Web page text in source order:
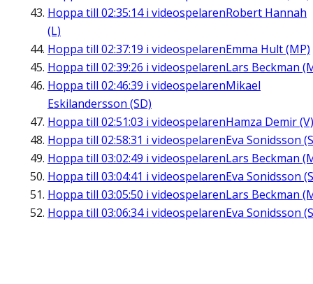
Hoppa till 02:35:14i videospelarenRobert Hannah
(L)
Hoppa till 02:37:19 i videospelarenEmma Hult (MP)
Hoppa till 02:39:26 i videospelarenLars Beckman
Hoppa till 02:46:39 i videospelarenMikael
Eskilandersson (SD)
Hoppa till 02:51:03 i videospelarenHamza Demir (V)
Hoppa till 02:58:31 i videospelarenEva Sonidsson
Hoppa till 03:02:49 i videospelarenLars Beckman
Hoppa till 03:04:41 i videospelarenEva Sonidsson
Hoppa till 03:05:50 i videospelarenLars Beckman
Hoppa till 03:06:34i videospelarenEva Sonidsson